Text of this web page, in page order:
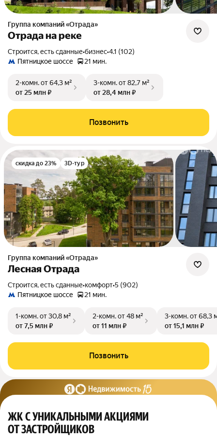
Группа компаний «Отрада»
Отрада на реке
Строится, есть сданные•бизнес•4.1 (102)
Пятницкое шоссе
21 мин.
2-комн.от 64,3 м²
от 25 млн ₽
3-комн.от 82,7 м²
от 28,4 млн ₽
Позвонить
скидка до 23% 3D-тур
Группа компаний «Отрада»
Лесная Отрада
Строится, есть сданные•комфорт•5 (902)
Пятницкое шоссе
21 мин.
1-комн.от 30,8 м²
от 7,5 млн ₽
2-комн.от 48 м²
от 11 млн ₽
3-комн.от 68,3
от 15,1 млн ₽
Позвонить
ЖК С УНИКАЛЬНЫМИ АКЦИЯМИ
ОТ ЗАСТРОЙЩИКОВ